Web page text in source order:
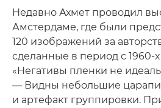
Недавно Ахмет проводил
Амстердаме, где были
120 изображений за
сделанные в период с 1960-
«Негативы пленки не
— Видны небольшие
и артефакт группировки.